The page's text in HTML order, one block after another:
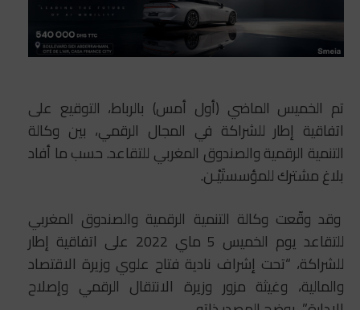
تم الخميس الماضي (أول أمس) بالرباط، التوقيع على
اتفاقية إطار للشراكة في المجال الرقمي، بين وكالة
التنمية الرقمية والصندوق المغربي للتقاعد. حسب ما أفاد
بلاغ مشترك للمؤسستَيْـن.
وقد وقّعت وكالة التنمية الرقمية والصندوق المغربي
للتقاعد يوم الخميس 5 ماي 2022 على اتفاقية إطار
للشراكة، “تحت إشراف نادية فتاح علوي وزيرة الاقتصاد
والمالية، وغيثة مزور وزيرة الانتقال الرقمي وإصلاح